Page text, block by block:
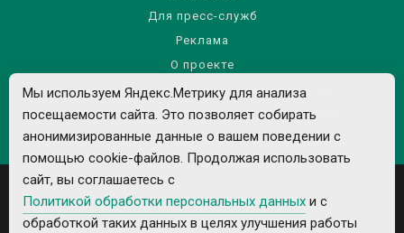
Для пресс-служб
Реклама
О проекте
Правила использования материалов сайта
Политика обработки персональных данных
Мы используем Яндекс.Метрику для анализа
посещаемости сайта. Это позволяет собирать
анонимизированные данные о вашем поведении с
помощью cookie-файлов. Продолжая использовать
сайт, вы соглашаетесь с
Политикой обработки персональных данных и с
обработкой таких данных в целях улучшения работы